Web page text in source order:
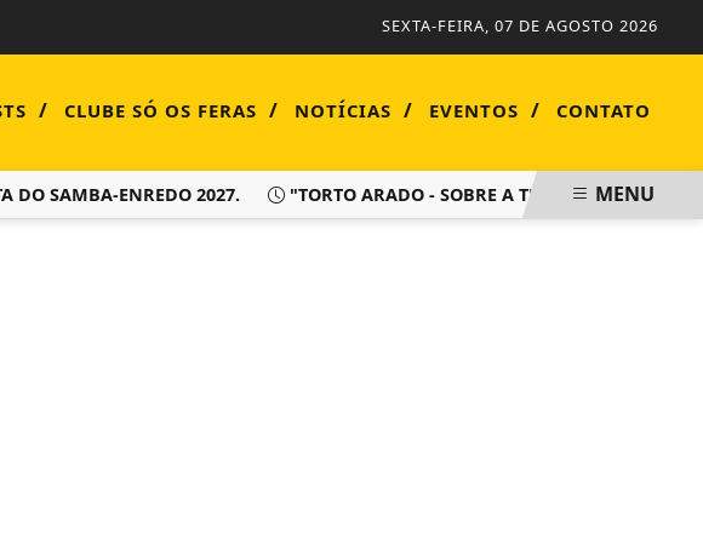
SEXTA-FEIRA, 07 DE AGOSTO 2026
/ CLUBE SÓ OS FERAS / NOTÍCIAS / EVENTOS / CONTATO
SAMBA-ENREDO 2027. "TORTO ARADO - SOBRE A TERRA HÁ DE VIVER
MENU